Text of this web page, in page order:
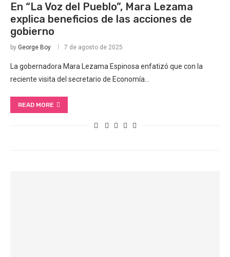
En “La Voz del Pueblo”, Mara Lezama
explica beneficios de las acciones de
gobierno
by George Boy 7 de agosto de 2025
La gobernadora Mara Lezama Espinosa enfatizó que con la
reciente visita del secretario de Economía…
READ MORE